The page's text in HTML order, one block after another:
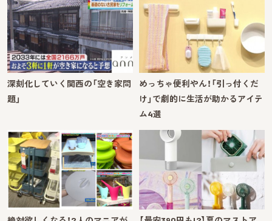
深刻化していく関西の「空き家問
題」
めっちゃ便利やん！「引っ付くだ
け」で劇的に生活が助かるアイテ
ム4選